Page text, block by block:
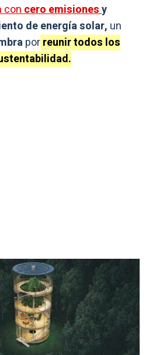
concero emisionesy
de energía solar, un
porreunir todos los